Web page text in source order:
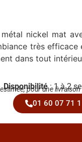
nickel mat
très
dans tout
Disponibilité: 1 à 2
pour une
01 60 07 71